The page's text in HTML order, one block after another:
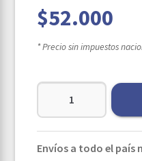
$52.000
* Precio sin impuestos
Envíos a todo el país